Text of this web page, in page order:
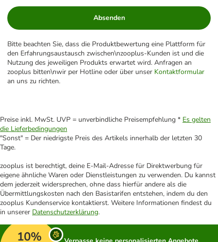
Absenden
Bitte beachten Sie, dass die Produktbewertung eine Plattform für
den Erfahrungsaustausch zwischen\nzooplus-Kunden ist und die
Nutzung des jeweiligen Produkts erwartet wird. Anfragen an
zooplus bitten\nwir per Hotline oder über unser Kontaktformular
an uns zu richten.
Preise inkl. MwSt. UVP = unverbindliche Preisempfehlung * Es gelten
die Lieferbedingungen
"Sonst" = Der niedrigste Preis des Artikels innerhalb der letzten 30
Tage.
zooplus ist berechtigt, deine E-Mail-Adresse für Direktwerbung für
eigene ähnliche Waren oder Dienstleistungen zu verwenden. Du kannst
dem jederzeit widersprechen, ohne dass hierfür andere als die
Übermittlungskosten nach den Basistarifen entstehen, indem du den
zooplus Kundenservice kontaktierst. Weitere Informationen findest du
in unserer Datenschutzerklärung.
10%